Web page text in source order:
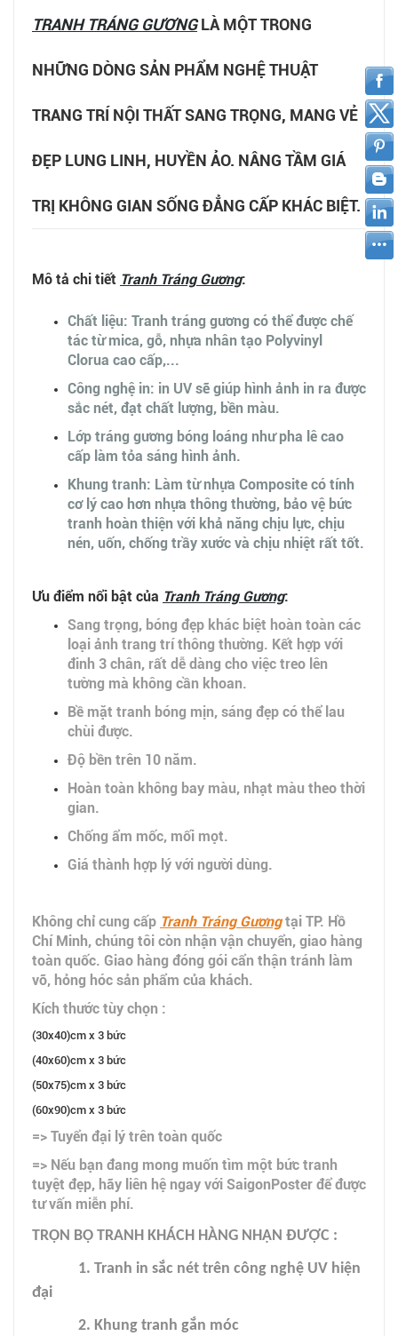
TRANH TRÁNG GƯƠNGLÀ MỘT TRONG
NHỮNG DÒNG SẢN PHẨM NGHỆ THUẬT
TRANG TRÍ NỘI THẤT SANG TRỌNG, MANG VẺ
ĐẸP LUNG LINH, HUYỀN ẢO. NÂNG TẦM GIÁ
TRỊ KHÔNG GIAN SỐNG ĐẲNG CẤP KHÁC BIỆT.
Mô tả chi tiết Tranh Tráng Gương:
Chất liệu: Tranh tráng gương có thể được chế
tác từ mica, gỗ, nhựa nhân tạo Polyvinyl
Clorua cao cấp,...
Công nghệ in: in UV sẽ giúp hình ảnh in ra được
sắc nét, đạt chất lượng, bền màu.
Lớp tráng gương bóng loáng như pha lê cao
cấp làm tỏa sáng hình ảnh.
Khung tranh: Làm từ nhựa Composite có tính
cơ lý cao hơn nhựa thông thường, bảo vệ bức
tranh hoàn thiện với khả năng chịu lực, chịu
nén, uốn, chống trầy xước và chịu nhiệt rất tốt.
Ưu điểm nổi bật của Tranh Tráng Gương:
Sang trọng, bóng đẹp khác biệt hoàn toàn các
loại ảnh trang trí thông thường. Kết hợp với
đinh 3 chân, rất dễ dàng cho việc treo lên
tường mà không cần khoan.
Bề mặt tranh bóng mịn, sáng đẹp có thể lau
chùi được.
Độ bền trên 10 năm.
Hoàn toàn không bay màu, nhạt màu theo thời
gian.
Chống ẩm mốc, mối mọt.
Giá thành hợp lý với người dùng.
Không chỉ cung cấp Tranh Tráng Gương tại TP. Hồ
Chí Minh, chúng tôi còn nhận vận chuyển, giao hàng
toàn quốc. Giao hàng đóng gói cẩn thận tránh làm
vỡ, hỏng hóc sản phẩm của khách.
Kích thước tùy chọn :
(30x40)cm x 3 bức
(40x60)cm x 3 bức
(50x75)cm x 3 bức
(60x90)cm x 3 bức
=> Tuyển đại lý trên toàn quốc
=> Nếu bạn đang mong muốn tìm một bức tranh
tuyệt đẹp, hãy liên hệ ngay với SaigonPoster để được
tư vấn miễn phí.
TRỌN BỘ TRANH KHÁCH HÀNG NHẬN ĐƯỢC :
1. Tranh in sắc nét trên công nghệ UV hiện
đại
2. Khung tranh gắn móc